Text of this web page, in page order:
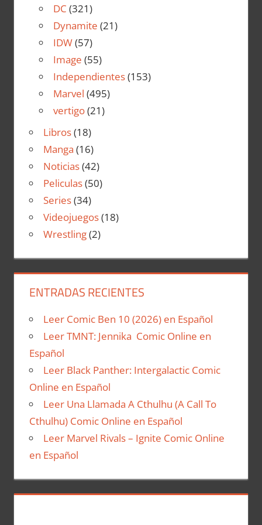
DC (321)
Dynamite (21)
IDW(57)
Image (55)
Independientes(153)
Marvel (495)
vertigo(21)
Libros(18)
Manga (16)
Noticias(42)
Peliculas(50)
Series(34)
Videojuegos(18)
Wrestling(2)
ENTRADAS RECIENTES
Leer Comic Ben 10 (2026) en Español
Leer TMNT: Jennika Comic Online en
Español
Leer Black Panther: Intergalactic Comic
Online en Español
Leer Una Llamada A Cthulhu (A Call To
Cthulhu) Comic Online en Español
Leer Marvel Rivals – Ignite Comic Online
en Español